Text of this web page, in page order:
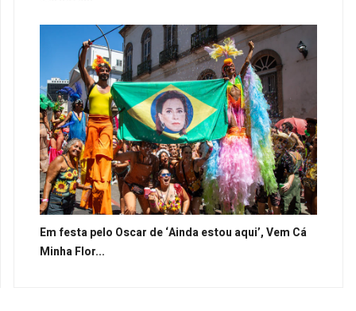
Em festa pelo Oscar de ‘Ainda estou aqui’, Vem Cá
Minha Flor...